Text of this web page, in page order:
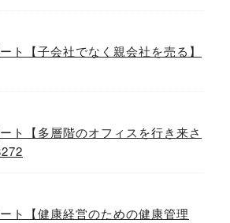
ト【子会社でなく親会社を売る】
ト【多層階のオフィスを行き来さ
ト【健康経営のための健康管理